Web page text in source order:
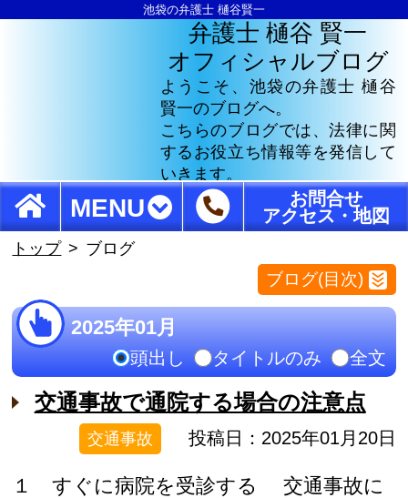
池袋の弁護士 樋谷賢一
弁護士 樋谷 賢一
オフィシャルブログ
ようこそ、池袋の弁護士 樋谷
賢一のブログへ。
こちらのブログでは、法律に関
するお役立ち情報等を発信して
いきます。
MENU
お問合せ
アクセス・地図
トップ ブログ
ブログ(目次)
2025年01月
頭出し タイトルのみ 全文
交通事故で通院する場合の注意点
交通事故 投稿日：2025年01月20日
１ すぐに病院を受診する 交通事故に